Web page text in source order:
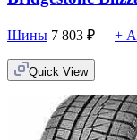
Шины 7 803 ₽ +
Quick View